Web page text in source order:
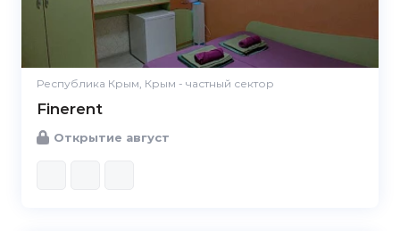
Республика Крым, Крым - частный сектор
Finerent
Открытие август